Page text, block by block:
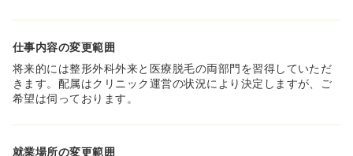
仕事内容の変更範囲
将来的には整形外科外来と医療脱毛の両部門を習得していただ
きます。配属はクリニック運営の状況により決定しますが、ご
希望は伺っております。
就業場所の変更範囲